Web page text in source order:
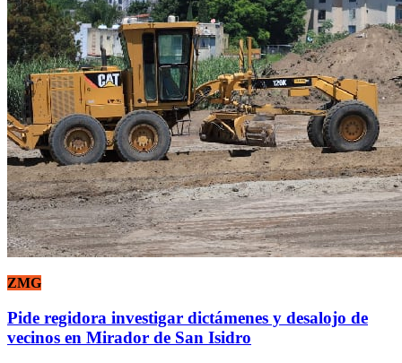
ZMG
Pide regidora investigar dictámenes y desalojo de
vecinos en Mirador de San Isidro